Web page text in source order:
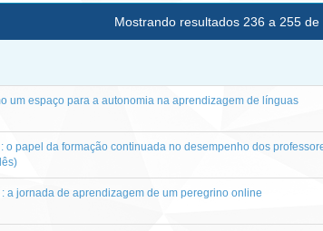
Mostrando resultados 236 a 255 de
um espaço para a autonomia na aprendizagem de línguas
o papel da formação continuada no desempenho dos
a jornada de aprendizagem de um peregrino online